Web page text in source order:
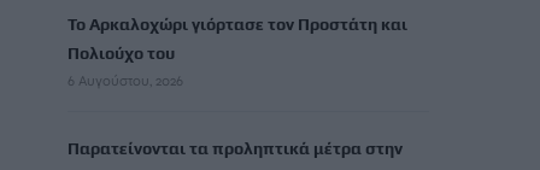
Το Αρκαλοχώρι γιόρτασε τον Προστάτη και
Πολιούχο του
6 Αυγούστου, 2026
Παρατείνονται τα προληπτικά μέτρα στην